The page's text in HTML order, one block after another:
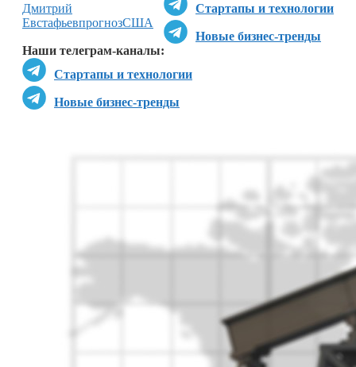
Стартапы и технологии
Новые бизнес-тренды
Наши телеграм-каналы:
Стартапы и технологии
Новые бизнес-тренды
Дмитрий
ЕвстафьевпрогнозСША